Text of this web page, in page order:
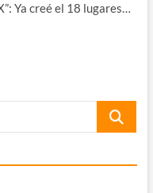
Ya creé el 18 lugares…
Buscar